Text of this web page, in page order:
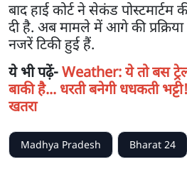
बाद हाई कोर्ट ने सेकंड पोस्टमार्टम
दी है. अब मामले में आगे की
नजरें टिकी हुई हैं.
ये भी पढ़ें-Weather: ये तो बस
बाकी है... धरती बनेगी धधकती
खतरा
Madhya Pradesh Bharat 24